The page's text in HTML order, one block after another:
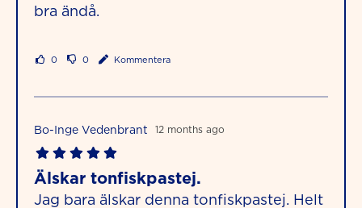
bra ändå.
0 0 Kommentera
Bo-Inge Vedenbrant 12 months ago
Älskar tonfiskpastej.
Jag bara älskar denna tonfiskpastej. Helt